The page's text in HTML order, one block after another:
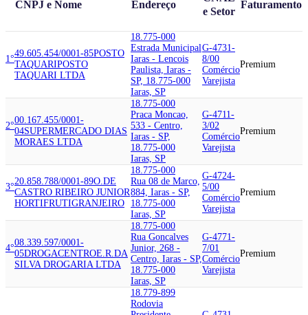
CNPJ e Nome Endereço
e Setor
Faturamento
1°
49.605.454/0001-85POSTO
TAQUARIPOSTO
TAQUARI LTDA
18.775-000
Estrada Municipal
Iaras - Lencois
Paulista, Iaras -
SP, 18.775-000
Iaras, SP
G-4731-
8/00
Comércio
Varejista
Premium
2°
00.167.455/0001-
04SUPERMERCADO DIAS
MORAES LTDA
18.775-000
Praca Moncao,
533 - Centro,
Iaras - SP,
18.775-000
Iaras, SP
G-4711-
3/02
Comércio
Varejista
Premium
3°
20.858.788/0001-89O.DE
CASTRO RIBEIRO JUNIOR
HORTIFRUTIGRANJEIRO
18.775-000
Rua 08 de Marco,
884, Iaras - SP,
18.775-000
Iaras, SP
G-4724-
5/00
Comércio
Varejista
Premium
4°
08.339.597/0001-
05DROGACENTROE.R.DA
SILVA DROGARIA LTDA
18.775-000
Rua Goncalves
Junior, 268 -
Centro, Iaras - SP,
18.775-000
Iaras, SP
G-4771-
7/01
Comércio
Varejista
Premium
18.779-899
Rodovia